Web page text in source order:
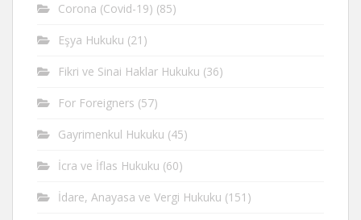
Corona (Covid-19) (85)
Eşya Hukuku (21)
Fikri ve Sinai Haklar Hukuku (36)
For Foreigners (57)
Gayrimenkul Hukuku (45)
İcra ve İflas Hukuku (60)
İdare, Anayasa ve Vergi Hukuku (151)